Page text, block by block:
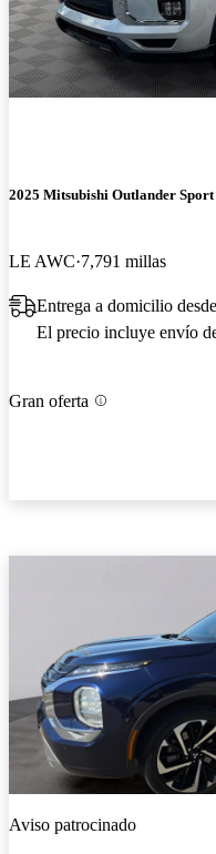
2025 Mitsubishi Outlander Sport
LE AWC 7,791 millas
Entrega a domicilio
El precio incluye envío
Gran oferta
Aviso patrocinado